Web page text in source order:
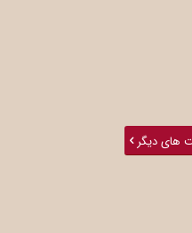
های دیگر